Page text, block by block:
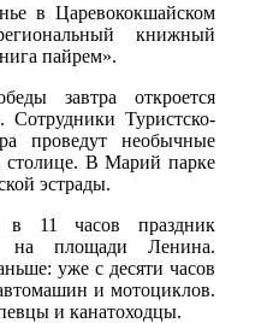
в Царевококшайском
книжный
пайрем».
завтра откроется
Сотрудники Туристско-
проведут необычные
столице. В Марий парке
эстрады.
в 11 часов праздник
на площади Ленина.
уже с десяти часов
и мотоциклов.
и канатоходцы.